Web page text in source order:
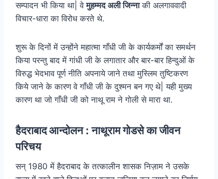
सम्पादन भी किया था| वेमुहम्मद अली जिन्नाकी अलगाववादी
विचार-धारा का विरोध करते थे.
शुरू के दिनों में उन्होंने महात्मा गाँधी जी के कार्यकर्मों का समर्थन
किया परन्तु बाद में गांधी जी के लगातार और बार-बार हिन्दुओं के
विरुद्ध भेदभाव पूर्ण नीति अपनाये जाने तथा मुस्लिम तुष्टिकरण
किये जाने के कारण वे गाँधी जी के दुश्मन बन गए थे| यही मुख्य
कारण था जो गाँधी जी को नाथू राम ने गोली से मारा था.
हैदराबाद आन्दोलन : नाथूराम गोडसे का जीवन
परिचय
सन् 1980 में हैदराबाद के तत्कालीन शासक निज़ाम ने उसके